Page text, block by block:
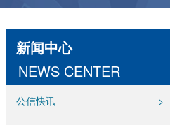
新闻中心
NEWS CENTER
公信快讯 >